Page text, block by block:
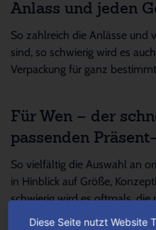
Anlass und jeden
So zahlreich die Anlässe und
sind, so schwierig wird es
Verpackung für ganz
Für Wen – der
passenden
So vielfältig die Auswahl an
in Hinblick auf Größe,
schwierig wird es oftmals, die
Diese Seite nutzt Website